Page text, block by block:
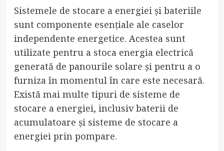
Sistemele de stocare a energiei și bateriile
sunt componente esențiale ale caselor
independente energetice. Acestea sunt
utilizate pentru a stoca energia electrică
generată de panourile solare și pentru a o
furniza în momentul în care este necesară.
Există mai multe tipuri de sisteme de
stocare a energiei, inclusiv baterii de
acumulatoare și sisteme de stocare a
energiei prin pompare.